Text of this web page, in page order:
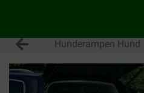
Hunderampen Hund